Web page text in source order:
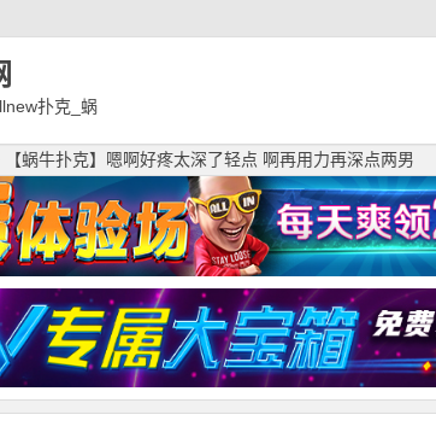
扑克_蜗
【蜗牛扑克】嗯啊好疼太深了轻点 啊再用力再深点两男